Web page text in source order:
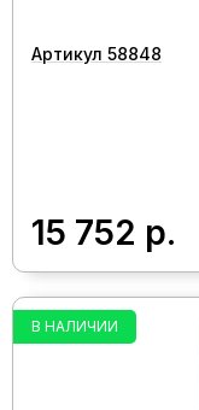
Артикул 58848
15 752 р.
В НАЛИЧИИ